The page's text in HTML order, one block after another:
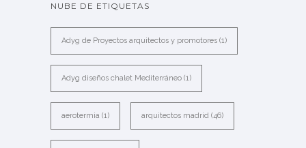
NUBE DE ETIQUETAS
Adyg de Proyectos arquitectos y promotores (1)
Adyg diseños chalet Mediterráneo (1)
aerotermia (1) arquitectos madrid (46)